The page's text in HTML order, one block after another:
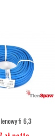
do palnika